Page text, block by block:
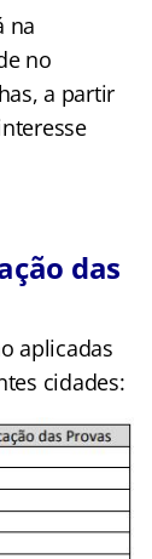
na
no
a partir
das
aplicadas
cidades: